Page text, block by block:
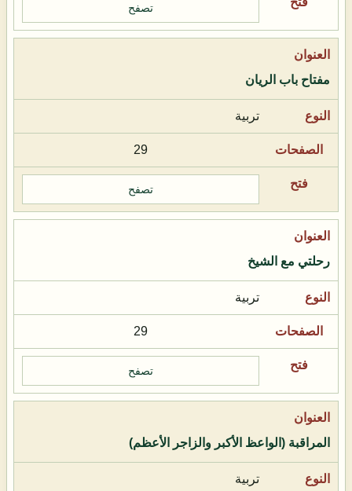
تصفح
مفتاح باب الريان
تربية
29
تصفح
رحلتي مع الشيخ
تربية
29
تصفح
المراقبة (الواعظ الأكبر والزاجر الأعظم)
تربية